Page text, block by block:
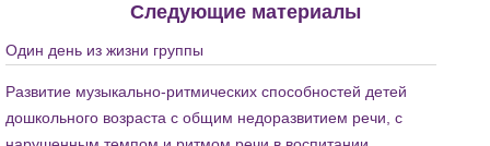
Следующие материалы
Один день из жизни группы
Развитие музыкально-ритмических способностей детей
дошкольного возраста с общим недоразвитием речи, с